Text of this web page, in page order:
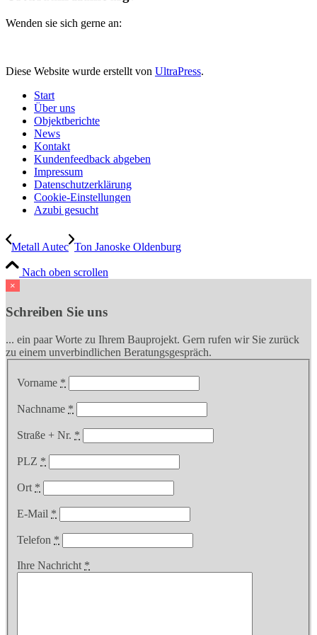
Wenden sie sich gerne an:
Diese Website wurde erstellt von UltraPress.
Start
Über uns
Objektberichte
News
Kontakt
Kundenfeedback abgeben
Impressum
Datenschutzerklärung
Cookie-Einstellungen
Azubi gesucht
Metall Autec Ton Janoske Oldenburg
Nach oben scrollen
×
Schreiben Sie uns
... ein paar Worte zu Ihrem Bauprojekt. Gern rufen wir Sie zurück
zu einem unverbindlichen Beratungsgespräch.
Vorname *
Nachname *
Straße + Nr. *
PLZ *
Ort *
E-Mail *
Telefon *
Ihre Nachricht *